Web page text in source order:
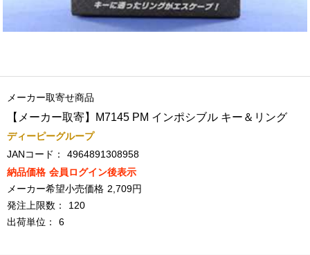
メーカー取寄せ商品
【メーカー取寄】M7145 PM インポシブル キー＆リング
ディーピーグループ
JANコード：
4964891308958
納品価格 会員ログイン後表示
メーカー希望小売価格 2,709円
発注上限数：
120
出荷単位：
6